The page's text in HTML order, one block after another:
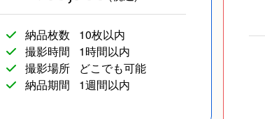
物撮り(小物/食べ物/ファッション)
納品枚数
10枚以内
撮影時間
1時間以内
撮影場所
どこでも可能
納品期間
1週間以内